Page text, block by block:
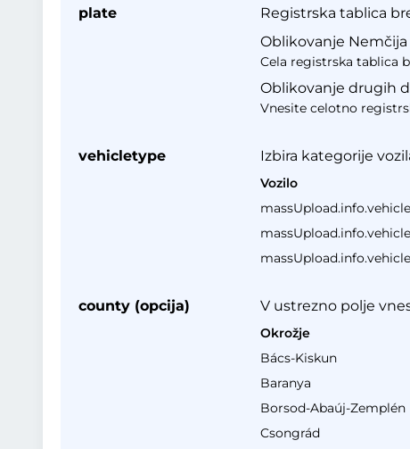
plate Registrska tablica
Oblikovanje Nemčija
Cela registrska tablica
Oblikovanje drugih
Vnesite celotno
vehicletype Izbira kategorije
Vozilo
county (opcija) V ustrezno polje
Okrožje
Bács-Kiskun
Baranya
Borsod-Abaúj-Zemplén
Csongrád